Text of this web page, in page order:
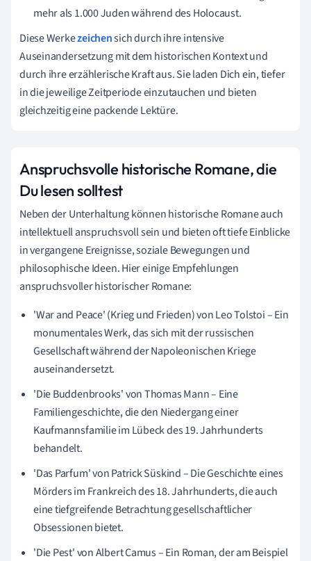
mehr als 1.000 Juden während des Holocaust.
Diese Werkezeichensich durch ihre intensive
Auseinandersetzung mit dem historischen Kontext und
durch ihre erzählerische Kraft aus. Sie laden Dich ein, tiefer
in die jeweilige Zeitperiode einzutauchen und bieten
gleichzeitig eine packende Lektüre.
Anspruchsvolle historische Romane, die
Du lesen solltest
Neben der Unterhaltung können historische Romane auch
intellektuell anspruchsvoll sein und bieten oft tiefe Einblicke
in vergangene Ereignisse, soziale Bewegungen und
philosophische Ideen. Hier einige Empfehlungen
anspruchsvoller historischer Romane:
'War and Peace' (Krieg und Frieden) von Leo Tolstoi – Ein
monumentales Werk, das sich mit der russischen
Gesellschaft während der Napoleonischen Kriege
auseinandersetzt.
'Die Buddenbrooks' von Thomas Mann – Eine
Familiengeschichte, die den Niedergang einer
Kaufmannsfamilie im Lübeck des 19. Jahrhunderts
behandelt.
'Das Parfum' von Patrick Süskind – Die Geschichte eines
Mörders im Frankreich des 18. Jahrhunderts, die auch
eine tiefgreifende Betrachtung gesellschaftlicher
Obsessionen bietet.
'Die Pest' von Albert Camus – Ein Roman, der am Beispiel